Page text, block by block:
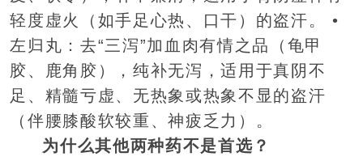
轻度虚火（如手足心热、口干）的盗汗。 •
左归丸：去“三泻”加血肉有情之品（龟甲
胶、鹿角胶），纯补无泻，适用于真阴不
足、精髓亏虚、无热象或热象不显的盗汗
（伴腰膝酸软较重、神疲乏力）。
为什么其他两种药不是首选？